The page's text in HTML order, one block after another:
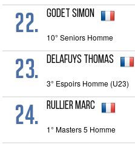
22. GODET Simon
10° Seniors Homme
23. DELAFUYS Thomas
3° Espoirs Homme (U23)
24. RULLIER Marc
1° Masters 5 Homme